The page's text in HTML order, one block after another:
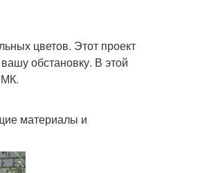
цветов. Этот проект
обстановку. В этой
МК.
материалы и